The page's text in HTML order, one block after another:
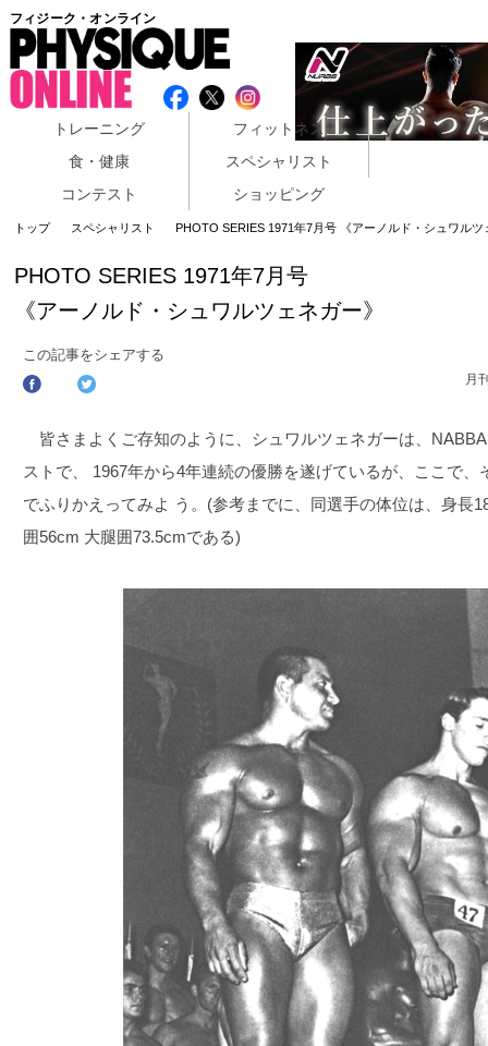
フィジーク・オンライン
トレーニング
フィットネス
食・健康
スペシャリスト
コンテスト
ショッピング
トップ スペシャリスト PHOTO SERIES 1971年7月号 《アーノルド・シュワルツ
PHOTO SERIES 1971年7月号
《アーノルド・シュワルツェネガー》
この記事をシェアする
月
皆さまよくご存知のように、シュワルツェネガーは、
ストで、 1967年から4年連続の優勝を遂げているが、ここで
でふりかえってみよ う。(参考までに、同選手の体位は、身長
囲56cm 大腿囲73.5cmである)